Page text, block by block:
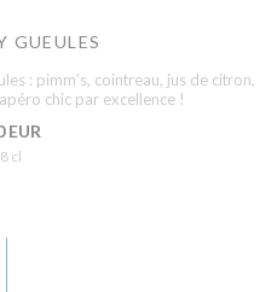
GUEULES
: pimm’s, cointreau, jus de citron,
chic par excellence !
EUR
cl